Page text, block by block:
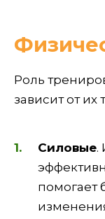
Роль
зависит от их
Силовые.
помогает